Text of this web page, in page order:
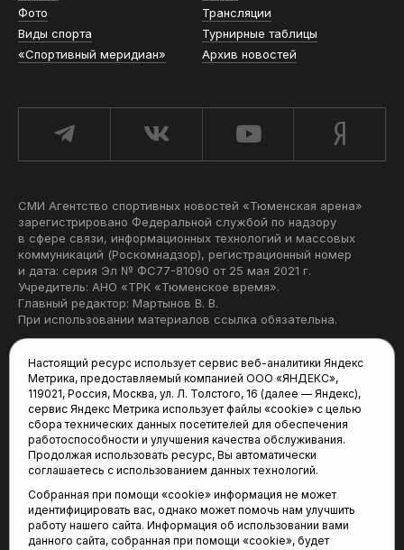
Фото
Трансляции
Виды спорта
Турнирные таблицы
«Спортивный меридиан»
Архив новостей
СМИ Агентство спортивных новостей «Тюменская арена»
зарегистрировано Федеральной службой по надзору
в сфере связи, информационных технологий и массовых
коммуникаций (Роскомнадзор), регистрационный номер
и дата: серия Эл № ФС77-81090 от 25 мая 2021 г.
Учредитель: АНО «ТРК «Тюменское время».
Главный редактор: Мартынов В. В.
При использовании материалов ссылка обязательна.
Редакция:
625035, Тюмень, пр. Геологоразведчиков, 28А
(3452) 68-22-28
tum-arena@mail.ru
Отдел продаж:
(3452) 68-89-78
kotovaev@sibinformburo.ru
Настоящий ресурс использует сервис веб-аналитики Яндекс
Метрика, предоставляемый компанией ООО «ЯНДЕКС»,
119021, Россия, Москва, ул. Л. Толстого, 16 (далее — Яндекс),
сервис Яндекс Метрика использует файлы «cookie» с целью
сбора технических данных посетителей для обеспечения
работоспособности и улучшения качества обслуживания.
Продолжая использовать ресурс, Вы автоматически
соглашаетесь с использованием данных технологий.
Собранная при помощи «cookie» информация не может
идентифицировать вас, однако может помочь нам улучшить
работу нашего сайта. Информация об использовании вами
данного сайта, собранная при помощи «cookie», будет